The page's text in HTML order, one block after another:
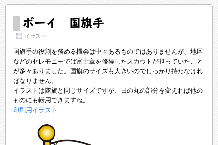
ボーイ 国旗手
イラスト
国旗手の役割を務める機会は中々あるものではありませんが、地区
などのセレモニーでは富士章を修得したスカウトが担っていたこと
が多々ありました。国旗のサイズも大きいのでしっかり持たなけれ
ばなりません。
イラストは隊旗と同じサイズですが、日の丸の部分を変えれば他の
ものにも転用できますね。
印刷用イラスト